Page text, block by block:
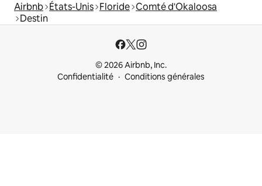
Airbnb États-Unis Floride Comté d'Okaloosa
Destin
© 2026 Airbnb, Inc.
Confidentialité
Conditions générales